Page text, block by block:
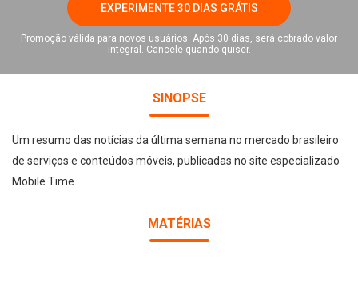
EXPERIMENTE 30 DIAS GRÁTIS
Promoção válida para novos usuários. Após 30 dias, será cobrado valor
integral. Cancele quando quiser.
SINOPSE
Um resumo das notícias da última semana no mercado brasileiro
de serviços e conteúdos móveis, publicadas no site especializado
Mobile Time.
MATÉRIAS